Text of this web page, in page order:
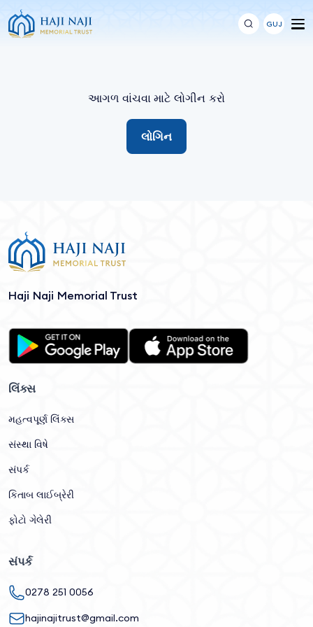
GUJ
આગળ વાંચવા માટે લોગીન કરો
લોગિન
Haji Naji Memorial Trust
લિંક્સ
મહત્વપૂર્ણ લિંક્સ
સંસ્થા વિષે
સંપર્ક
કિતાબ લાઈબ્રેરી
ફોટો ગેલેરી
સંપર્ક
0278 251 0056
hajinajitrust@gmail.com